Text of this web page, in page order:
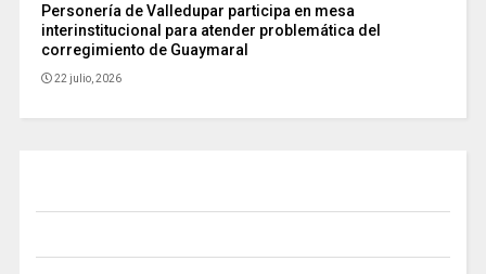
Personería de Valledupar participa en mesa
interinstitucional para atender problemática del
corregimiento de Guaymaral
22 julio, 2026